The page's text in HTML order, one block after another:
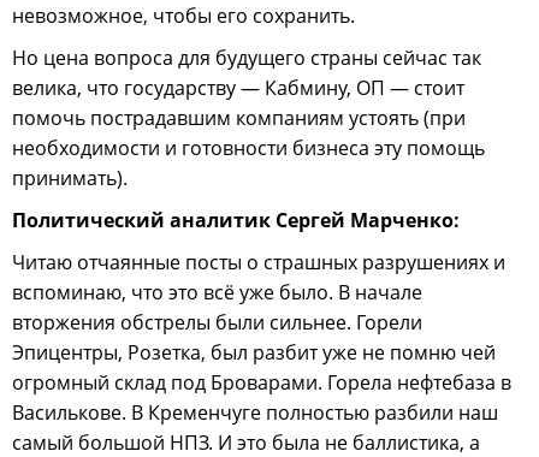
невозможное, чтобы его сохранить.
Но цена вопроса для будущего страны сейчас так
велика, что государству — Кабмину, ОП — стоит
помочь пострадавшим компаниям устоять (при
необходимости и готовности бизнеса эту помощь
принимать).
Политический аналитик Сергей Марченко:
Читаю отчаянные посты о страшных разрушениях и
вспоминаю, что это всё уже было. В начале
вторжения обстрелы были сильнее. Горели
Эпицентры, Розетка, был разбит уже не помню чей
огромный склад под Броварами. Горела нефтебаза в
Василькове. В Кременчуге полностью разбили наш
самый большой НПЗ. И это была не баллистика, а